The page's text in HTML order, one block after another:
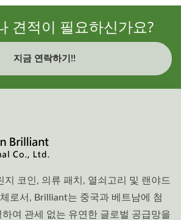
견적이 필요하신가요?
지금 연락하기!!
지 코인, 의류 패치, 열쇠고리 및 랜야드
로서, Brilliant는 중국과 베트남에 첨
여 관세 없는 유연한 글로벌 공급망을